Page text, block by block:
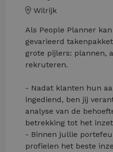
Wilrijk
Als People Planner
gevarieerd
grote pijlers: plannen,
rekruteren.
- Nadat klanten hun
ingediend, ben jij
analyse van de
betrekking tot het
- Binnen jullie
profielen het beste